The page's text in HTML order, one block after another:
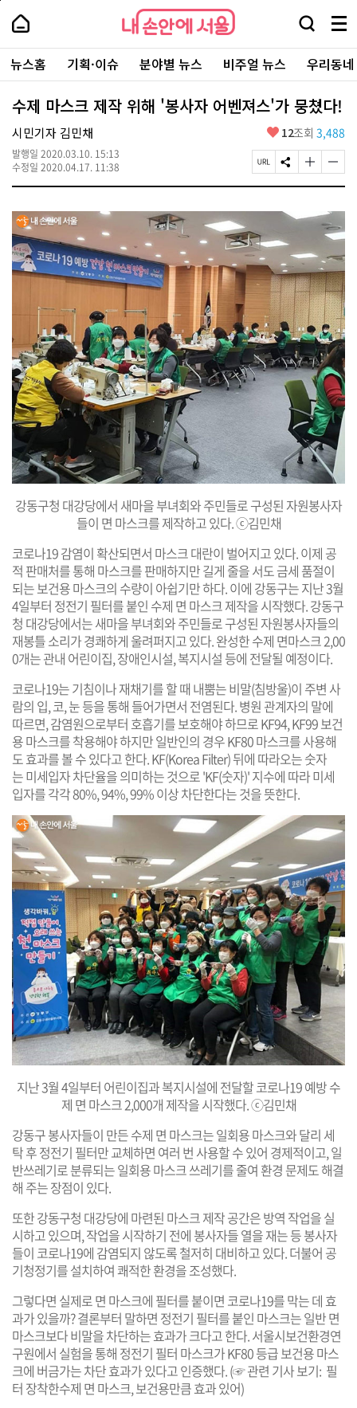
본
로
가
내
손
안
에
서
울
-
서
울
시
대
표
소
포
털
내
손
에
울
검
창
열
기
메
뉴
전
체
보
기
주
요
서
뉴스홈 기획·이슈 분야별 뉴스 비주얼 뉴스 우리동
수제 마스크 제작 위해 '봉사자 어벤져스'가 뭉쳤다!
시민기자 김민채
발행일 2020.03.10. 15:13
수정일 2020.04.17. 11:38
좋
요
12조회 3,488
페
이
U
L
복
사
S
N
유
기
글
자
크
변
경
하
기
글
자
기
작
게
경
하
기
강동구청 대강당에서 새마을 부녀회와 주민들로 구성된 자원봉사자
들이 면 마스크를 제작하고 있다. ⓒ김민채
코로나19 감염이 확산되면서 마스크 대란이 벌어지고 있다. 이제 공
적 판매처를 통해 마스크를 판매하지만 길게 줄을 서도 금세 품절이
되는 보건용 마스크의 수량이 아쉽기만 하다.이에 강동구는 지난 3월
4일부터 정전기 필터를 붙인 수제 면 마스크 제작을 시작했다. 강동구
청 대강당에서는 새마을 부녀회와 주민들로 구성된 자원봉사자들의
재봉틀 소리가 경쾌하게 울려퍼지고 있다. 완성한 수제 면마스크 2,00
0개는 관내 어린이집, 장애인시설, 복지시설 등에 전달될 예정이다.
코로나19는 기침이나 재채기를 할 때 내뿜는 비말(침방울)이 주변 사
람의 입, 코, 눈 등을 통해 들어가면서 전염된다. 병원 관계자의 말에
따르면, 감염원으로부터 호흡기를 보호해야 하므로 KF94, KF99 보건
용 마스크를 착용해야 하지만 일반인의 경우 KF80 마스크를 사용해
도 효과를 볼 수 있다고 한다. KF(Korea Filter) 뒤에 따라오는 숫자
는 미세입자 차단율을 의미하는 것으로 'KF(숫자)' 지수에 따라 미세
입자를 각각 80%, 94%, 99% 이상 차단한다는 것을 뜻한다.
지난 3월 4일부터 어린이집과 복지시설에 전달할 코로나19 예방 수
제 면 마스크 2,000개 제작을 시작했다. ⓒ김민채
강동구 봉사자들이 만든 수제 면 마스크는 일회용 마스크와 달리 세
탁 후 정전기 필터만 교체하면 여러 번 사용할 수 있어 경제적이고, 일
반쓰레기로 분류되는 일회용 마스크 쓰레기를 줄여 환경 문제도 해결
해 주는 장점이 있다.
또한 강동구청 대강당에 마련된 마스크 제작 공간은 방역 작업을 실
시하고 있으며, 작업을 시작하기 전에 봉사자들 열을 재는 등 봉사자
들이 코로나19에 감염되지 않도록 철저히 대비하고 있다. 더불어 공
기청정기를 설치하여 쾌적한 환경을 조성했다.
그렇다면 실제로 면 마스크에 필터를 붙이면 코로나19를 막는 데 효
과가 있을까? 결론부터 말하면 정전기 필터를 붙인 마스크는 일반 면
마스크보다 비말을 차단하는 효과가 크다고 한다. 서울시보건환경연
구원에서 실험을 통해 정전기 필터 마스크가 KF80 등급 보건용 마스
크에 버금가는 차단 효과가 있다고 인증했다. (☞ 관련 기사 보기: 필
터 장착한수제 면 마스크, 보건용만큼 효과 있어)
페
상
단
로